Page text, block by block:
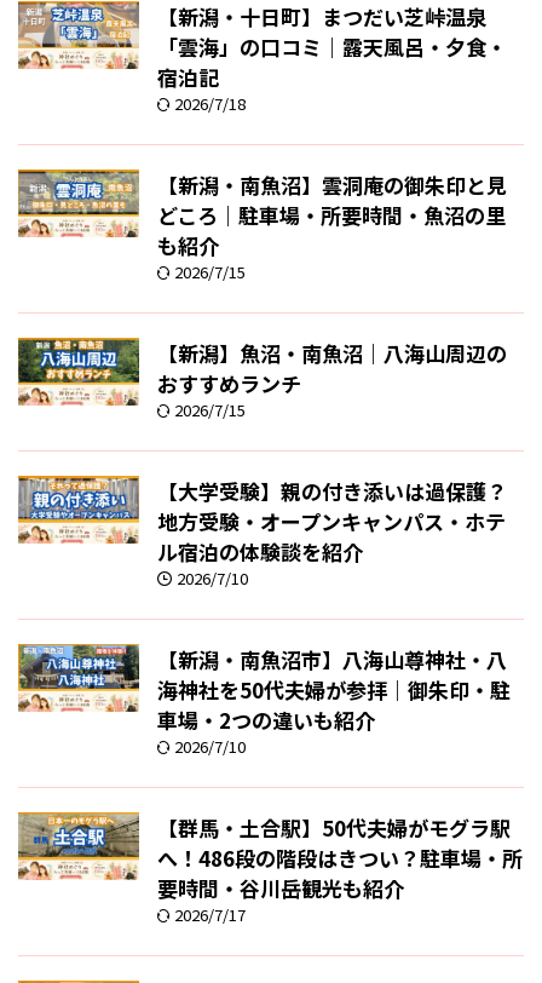
【新潟・十日町】まつだい芝峠温泉
「雲海」の口コミ｜露天風呂・夕食・
宿泊記
2026/7/18
【新潟・南魚沼】雲洞庵の御朱印と見
どころ｜駐車場・所要時間・魚沼の里
も紹介
2026/7/15
【新潟】魚沼・南魚沼｜八海山周辺の
おすすめランチ
2026/7/15
【大学受験】親の付き添いは過保護？
地方受験・オープンキャンパス・ホテ
ル宿泊の体験談を紹介
2026/7/10
【新潟・南魚沼市】八海山尊神社・八
海神社を50代夫婦が参拝｜御朱印・駐
車場・2つの違いも紹介
2026/7/10
【群馬・土合駅】50代夫婦がモグラ駅
へ！486段の階段はきつい？駐車場・所
要時間・谷川岳観光も紹介
2026/7/17